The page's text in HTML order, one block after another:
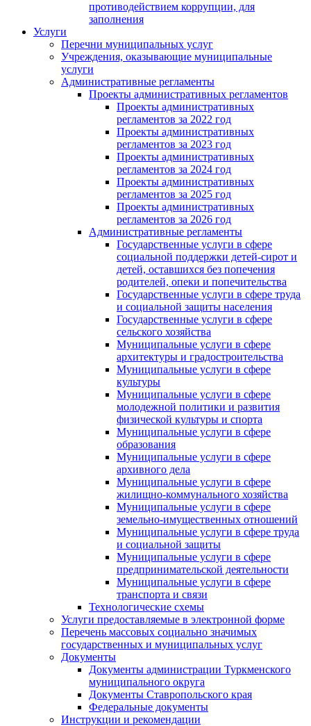
противодействием коррупции, для
заполнения
Услуги
Перечни муниципальных услуг
Учреждения, оказывающие муниципальные
услуги
Административные регламенты
Проекты административных регламентов
Проекты административных
регламентов за 2022 год
Проекты административных
регламентов за 2023 год
Проекты административных
регламентов за 2024 год
Проекты административных
регламентов за 2025 год
Проекты административных
регламентов за 2026 год
Административные регламенты
Государственные услуги в сфере
социальной поддержки детей-сирот и
детей, оставшихся без попечения
родителей, опеки и попечительства
Государственные услуги в сфере труда
и социальной защиты населения
Государственные услуги в сфере
сельского хозяйства
Муниципальные услуги в сфере
архитектуры и градостроительства
Муниципальные услуги в сфере
культуры
Муниципальные услуги в сфере
молодежной политики и развития
физической культуры и спорта
Муниципальные услуги в сфере
образования
Муниципальные услуги в сфере
архивного дела
Муниципальные услуги в сфере
жилищно-коммунального хозяйства
Муниципальные услуги в сфере
земельно-имущественных отношений
Муниципальные услуги в сфере труда
и социальной защиты
Муниципальные услуги в сфере
предпринимательской деятельности
Муниципальные услуги в сфере
транспорта и связи
Технологические схемы
Услуги предоставляемые в электронной форме
Перечень массовых социально значимых
государственных и муниципальных услуг
Документы
Документы администрации Туркменского
муниципального округа
Документы Ставропольского края
Федеральные документы
Инструкции и рекомендации